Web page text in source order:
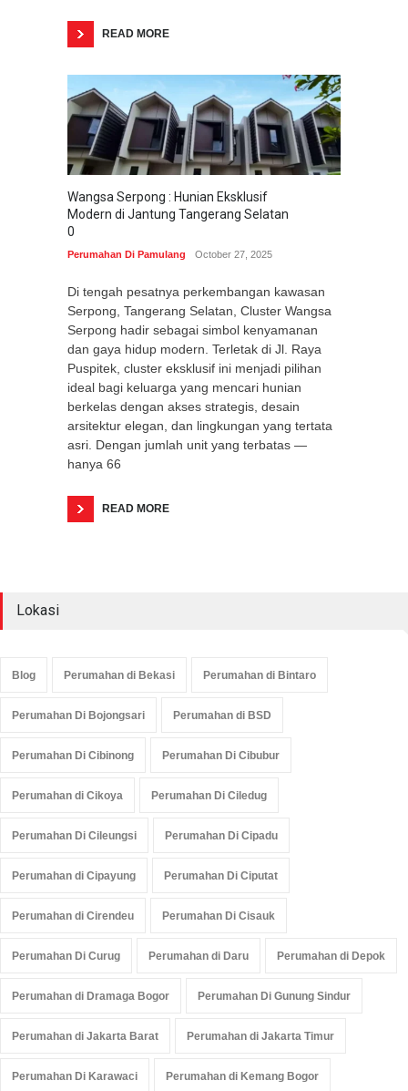
READ MORE
Wangsa Serpong : Hunian Eksklusif
Modern di Jantung Tangerang Selatan
0
Perumahan Di Pamulang October 27, 2025
Di tengah pesatnya perkembangan kawasan
Serpong, Tangerang Selatan, Cluster Wangsa
Serpong hadir sebagai simbol kenyamanan
dan gaya hidup modern. Terletak di Jl. Raya
Puspitek, cluster eksklusif ini menjadi pilihan
ideal bagi keluarga yang mencari hunian
berkelas dengan akses strategis, desain
arsitektur elegan, dan lingkungan yang tertata
asri. Dengan jumlah unit yang terbatas —
hanya 66
READ MORE
Lokasi
Blog Perumahan di Bekasi Perumahan di Bintaro
Perumahan Di Bojongsari Perumahan di BSD
Perumahan Di Cibinong Perumahan Di Cibubur
Perumahan di Cikoya Perumahan Di Ciledug
Perumahan Di Cileungsi Perumahan Di Cipadu
Perumahan di Cipayung Perumahan Di Ciputat
Perumahan di Cirendeu Perumahan Di Cisauk
Perumahan Di Curug Perumahan di Daru Perumahan di Depok
Perumahan di Dramaga Bogor Perumahan Di Gunung Sindur
Perumahan di Jakarta Barat Perumahan di Jakarta Timur
Perumahan Di Karawaci Perumahan di Kemang Bogor